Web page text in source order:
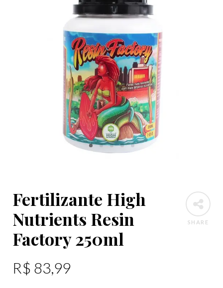
SHARE
Fertilizante High
Nutrients Resin
Factory 250ml
R$ 83,99